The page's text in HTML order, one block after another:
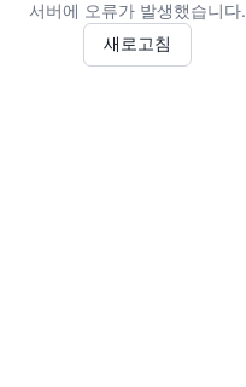
서버에 오류가 발생했습니다.
새로고침